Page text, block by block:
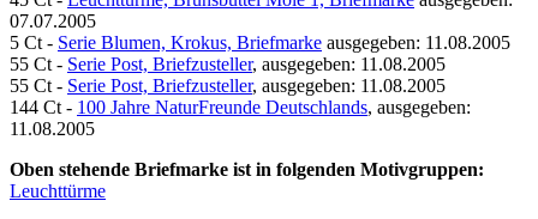
07.07.2005
5 Ct - Serie Blumen, Krokus, Briefmarke ausgegeben: 11.08.2005
55 Ct - Serie Post, Briefzusteller, ausgegeben: 11.08.2005
55 Ct - Serie Post, Briefzusteller, ausgegeben: 11.08.2005
144 Ct - 100 Jahre NaturFreunde Deutschlands, ausgegeben:
11.08.2005
Oben stehende Briefmarke ist in folgenden Motivgruppen:
Leuchttürme